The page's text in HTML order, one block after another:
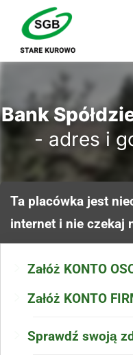
Bank
- adres i
Ta placówka jest
internet i nie czekaj
Załóż KONTO
Załóż KONTO
Sprawdź swoją